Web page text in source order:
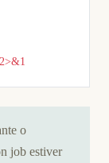
2>&1
o
job estiver